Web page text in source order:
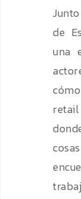
de
una
retail